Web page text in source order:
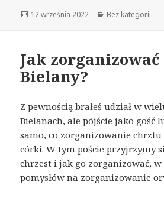
Opublikowano
12 września 2022 Kategorie
Bez kategorii
Jak
Bielany?
Z pewnością brałeś udział w
Bielanach, ale pójście jako gość
samo, co zorganizowanie chrztu
córki. W tym poście przyjrzymy
chrzest i jak go zorganizować,
pomysłów na zorganizowanie